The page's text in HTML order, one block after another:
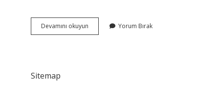
Devamını okuyun
Ne
Yorum Bırak
Sitemap